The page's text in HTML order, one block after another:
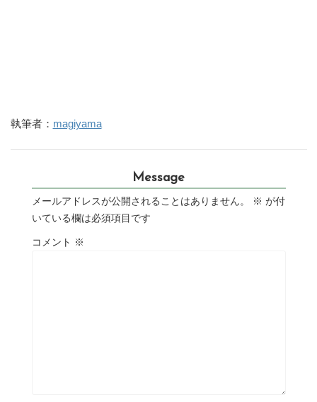
執筆者： magiyama
Message
メールアドレスが公開されることはありません。 ※ が付
いている欄は必須項目です
コメント ※